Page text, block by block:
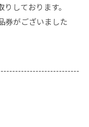
しております。
券がございました